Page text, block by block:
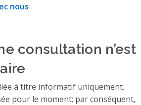
nous
consultation n’est
à titre informatif uniquement.
pour le moment; par conséquent,